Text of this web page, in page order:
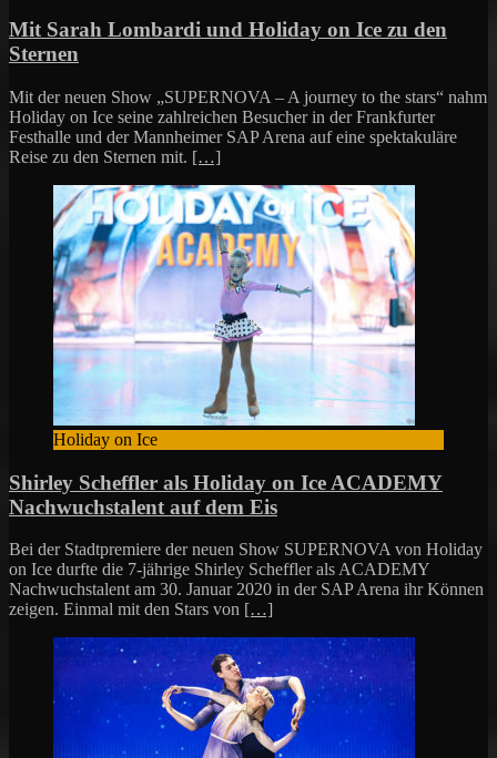
Mit Sarah Lombardi und Holiday on Ice zu den
Sternen
Mit der neuen Show „SUPERNOVA – A journey to the stars“ nahm
Holiday on Ice seine zahlreichen Besucher in der Frankfurter
Festhalle und der Mannheimer SAP Arena auf eine spektakuläre
Reise zu den Sternen mit. […]
Holiday on Ice
Shirley Scheffler als Holiday on Ice ACADEMY
Nachwuchstalent auf dem Eis
Bei der Stadtpremiere der neuen Show SUPERNOVA von Holiday
on Ice durfte die 7-jährige Shirley Scheffler als ACADEMY
Nachwuchstalent am 30. Januar 2020 in der SAP Arena ihr Können
zeigen. Einmal mit den Stars von […]